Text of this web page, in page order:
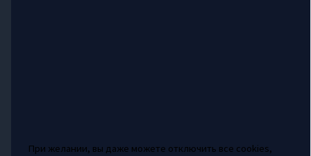
При желании, вы даже можете отключить все cookies,